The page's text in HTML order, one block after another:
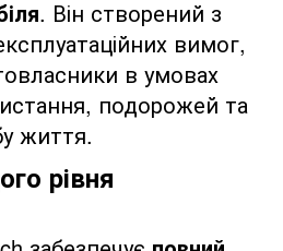
. Він створений з
вимог,
в умовах
подорожей та
життя.
рівня